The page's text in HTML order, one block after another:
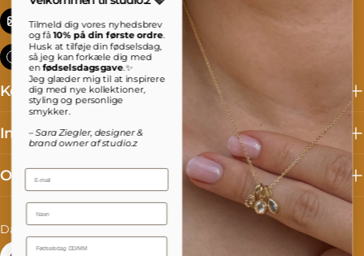
info@studioz.dk
Mandag til torsdag: 8 - 16 Fredag: 8 - 15:30
Kollektioner
Information
Om studio.z
S
Dansk
L
Danmark (DKK kr.)
Tilmeld dig vores nyhedsbrev
og få10% på din første ordre.
Husk at tilføje din fødselsdag,
så jeg kan forkæle dig med
enfødselsdagsgave.✨
Jeg glæder mig til at inspirere
dig med nye kollektioner,
styling og personlige
smykker.
– Sara Ziegler, designer &
brand owner af studio.z
Email
Name